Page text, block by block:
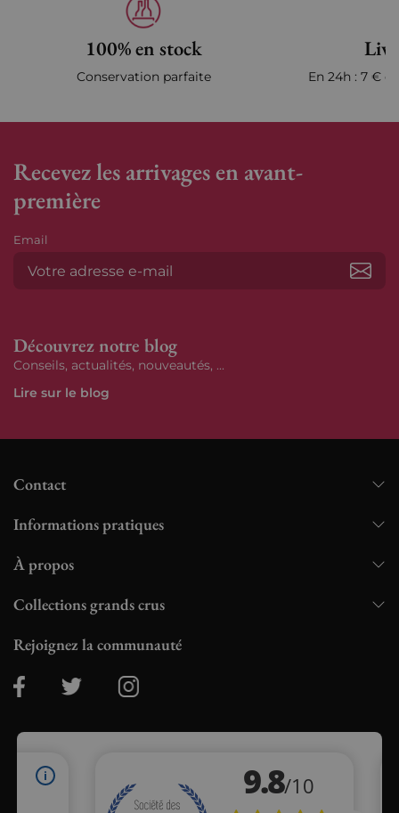
100% en stock
Conservation parfaite En 24h : 7 €
Recevez les arrivages en avant-
première
Email
Découvrez notre blog
Conseils, actualités, nouveautés, ...
Lire sur le blog
Contact
Informations pratiques
À propos
Collections grands crus
Rejoignez la communauté